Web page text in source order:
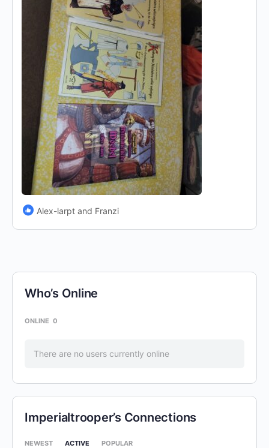
Alex-larpt and Franzi
Who’s Online
ONLINE 0
There are no users currently online
Imperialtrooper’s Connections
NEWEST ACTIVE POPULAR